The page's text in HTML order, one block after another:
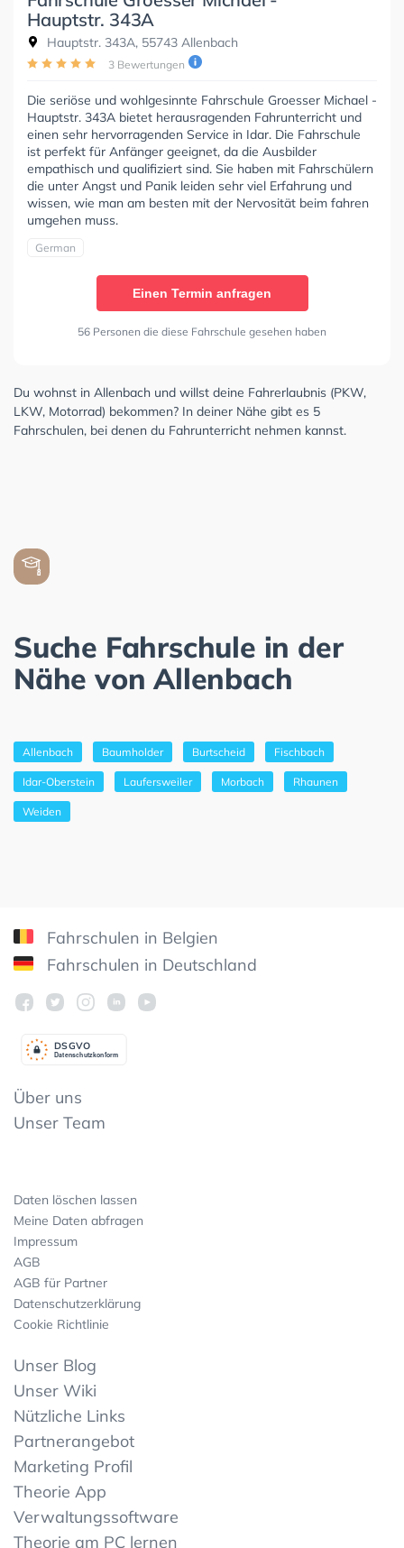
Hauptstr. 343A
Hauptstr. 343A, 55743 Allenbach
3 Bewertungen
Die seriöse und wohlgesinnte Fahrschule Groesser Michael -
Hauptstr. 343A bietet herausragenden Fahrunterricht und
einen sehr hervorragenden Service in Idar. Die Fahrschule
ist perfekt für Anfänger geeignet, da die Ausbilder
empathisch und qualifiziert sind. Sie haben mit Fahrschülern
die unter Angst und Panik leiden sehr viel Erfahrung und
wissen, wie man am besten mit der Nervosität beim fahren
umgehen muss.
German
Einen Termin anfragen
56 Personen die diese Fahrschule gesehen haben
Du wohnst in Allenbach und willst deine Fahrerlaubnis (PKW,
LKW, Motorrad) bekommen? In deiner Nähe gibt es 5
Fahrschulen, bei denen du Fahrunterricht nehmen kannst.
Suche Fahrschule in der
Nähe von Allenbach
Allenbach Baumholder Burtscheid Fischbach
Idar-Oberstein Laufersweiler Morbach Rhaunen
Weiden
Fahrschulen in Belgien
Fahrschulen in Deutschland
Datenschutzkonform
DSGVO
Über uns
Unser Team
Daten löschen lassen
Meine Daten abfragen
Impressum
AGB
AGB für Partner
Datenschutzerklärung
Cookie Richtlinie
Unser Blog
Unser Wiki
Nützliche Links
Partnerangebot
Marketing Profil
Theorie App
Verwaltungssoftware
Theorie am PC lernen